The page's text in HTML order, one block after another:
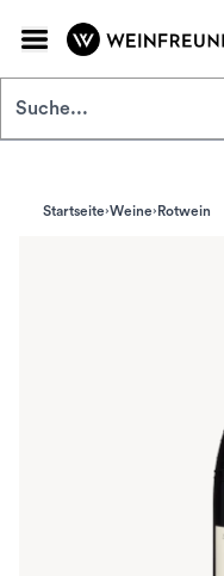
Startseite Weine Rotwein